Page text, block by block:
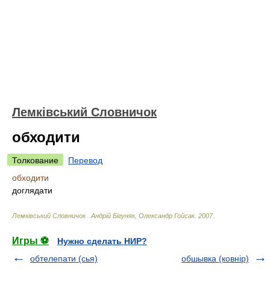
Лемківський Словничок
обходити
Толкование
Перевод
обходити
доглядати
Лемківський Словничок Андрій Бігуняк, Олександр Гойсак. 2007.
Игры ⚽
Нужно сделать НИР?
обтелепати (сья)
обшывка (ковнір)